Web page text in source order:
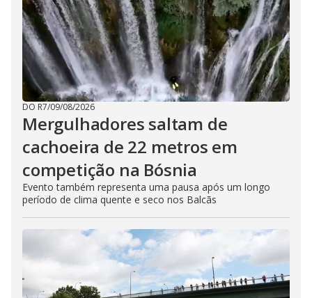
DO R7/09/08/2026
Mergulhadores ​​saltam de
cachoeira de 22 metros em
competição na Bósnia
Evento também representa uma pausa após um longo
período de clima quente e seco nos Balcãs